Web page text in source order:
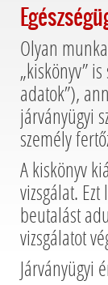
Olyan
„kiskönyv”
adatok”),
járványügyi
személy
A kiskönyv
vizsgálat.
beutalást
vizsgálatot
Járványügyi